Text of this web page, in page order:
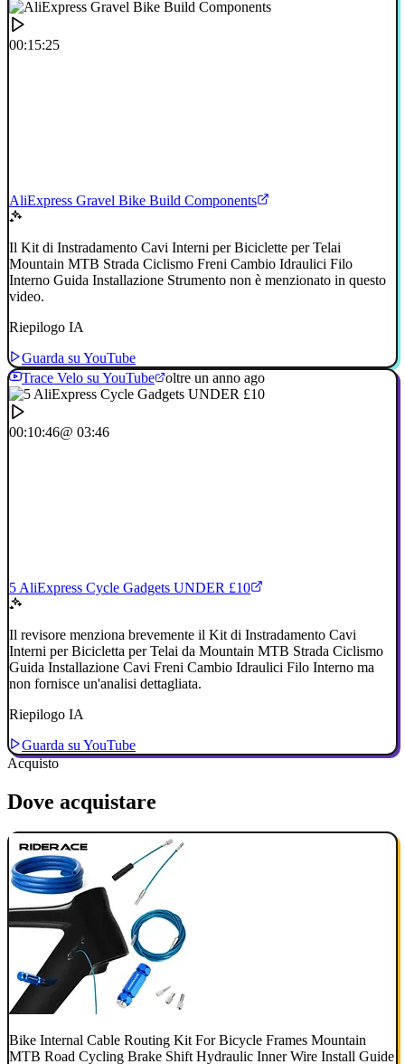
00:15:25
AliExpress Gravel Bike Build Components
Il Kit di Instradamento Cavi Interni per Biciclette per Telai
Mountain MTB Strada Ciclismo Freni Cambio Idraulici Filo
Interno Guida Installazione Strumento non è menzionato in questo
video.
Riepilogo IA
Guarda su YouTube
Trace Velo su YouTube
oltre un anno ago
00:10:46@ 03:46
5 AliExpress Cycle Gadgets UNDER £10
Il revisore menziona brevemente il Kit di Instradamento Cavi
Interni per Bicicletta per Telai da Mountain MTB Strada Ciclismo
Guida Installazione Cavi Freni Cambio Idraulici Filo Interno ma
non fornisce un'analisi dettagliata.
Riepilogo IA
Guarda su YouTube
Acquisto
Dove acquistare
Bike Internal Cable Routing Kit For Bicycle Frames Mountain
MTB Road Cycling Brake Shift Hydraulic Inner Wire Install Guide